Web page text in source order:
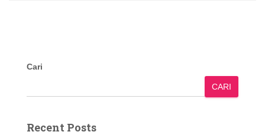
Cari
CARI
Recent Posts